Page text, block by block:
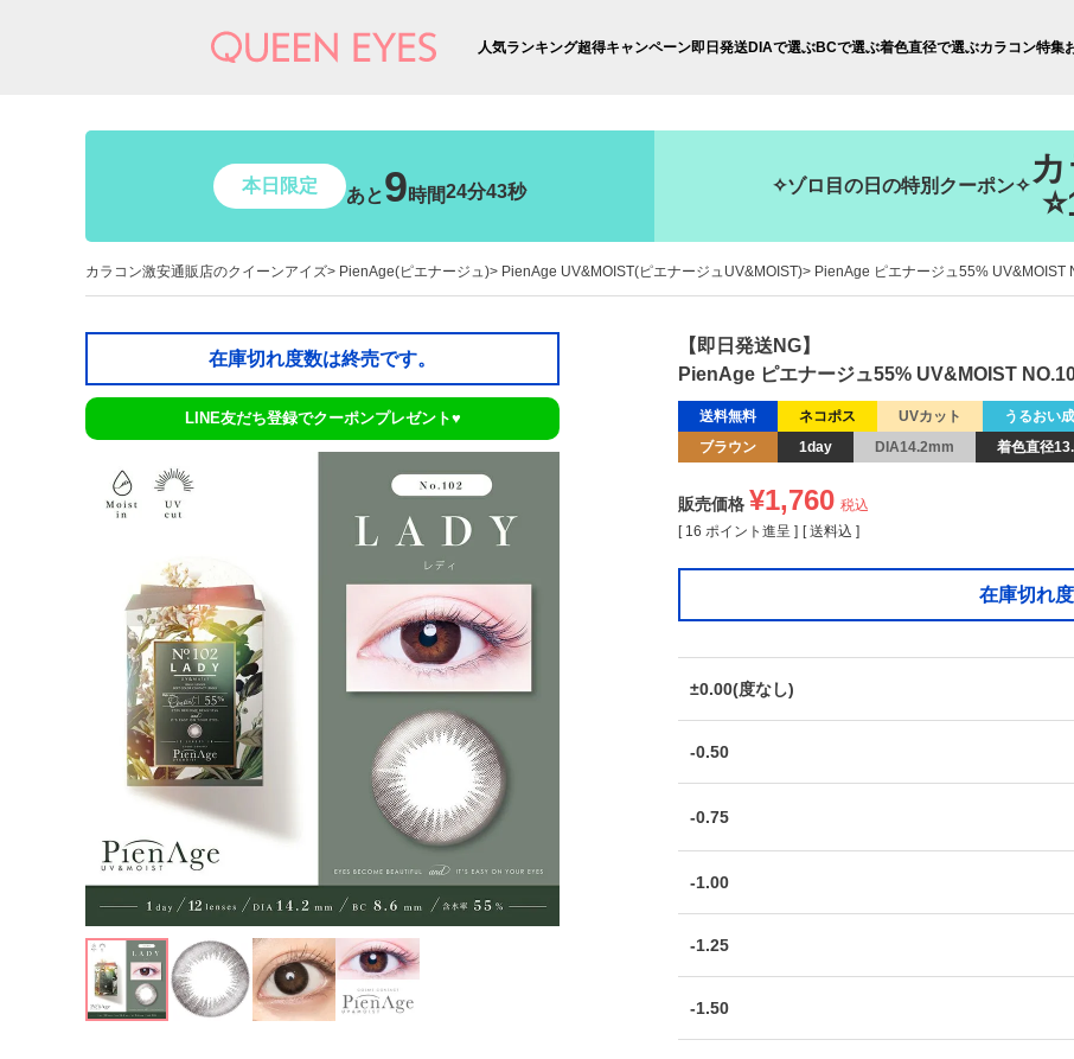
人気ランキング超得キャンペーン即日発送DIAで選ぶBCで選ぶ着色直径で選ぶカラコン特集
本日限定 あと9時間24分42秒 ✧ゾロ目の日の特別クーポン✧
カラコン激安通販店のクイーンアイズ PienAge(ピエナージュ) PienAge UV&MOIST(ピエナージュUV&MOIST) PienAge ピエナージュ55% UV&MOIST
在庫切れ度数は終売です。
LINE友だち登録でクーポンプレゼント♥
【即日発送NG】
PienAge ピエナージュ55% UV&MOIST
送料無料 ネコポス UVカット うるおい
ブラウン
1day DIA14.2mm 着色直径
販売価格 ¥1,760 税込
[ 16 ポイント進呈 ] 送料込
在庫切れ
±0.00(度なし)
-0.50
-0.75
-1.00
-1.25
-1.50